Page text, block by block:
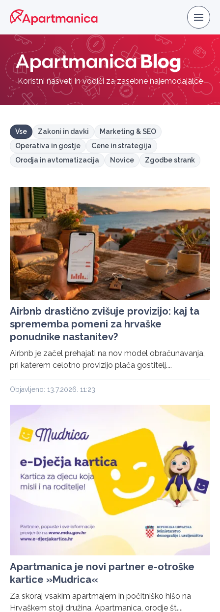
Koristni nasveti in vodiči za zasebne najemodajalce
Vse Zakoni in davki
Marketing & SEO
Operativa in gostje
Cene in strategija
Orodja in avtomatizacija
Novice Zgodbe strank
Airbnb drastično zvišuje provizijo: kaj ta
sprememba pomeni za hrvaške
ponudnike nastanitev?
Airbnb je začel prehajati na nov model obračunavanja,
pri katerem celotno provizijo plača gostitelj....
Objavljeno: 13.7.2026. 11:23
Apartmanica je novi partner e-otroške
kartice »Mudrica«
Za skoraj vsakim apartmajem in počitniško hišo na
Hrvaškem stoji družina. Apartmanica, orodje št....